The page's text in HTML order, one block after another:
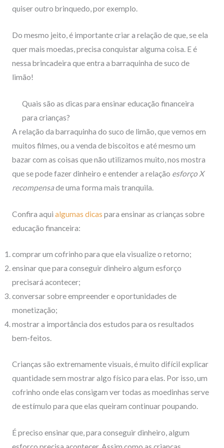
quiser outro brinquedo, por exemplo.
Do mesmo jeito, é importante criar a relação de que, se ela
quer mais moedas, precisa conquistar alguma coisa. E é
nessa brincadeira que entra a barraquinha de suco de
limão!
Quais são as dicas para ensinar educação financeira
para crianças?
A relação da barraquinha do suco de limão, que vemos em
muitos filmes, ou a venda de biscoitos e até mesmo um
bazar com as coisas que não utilizamos muito, nos mostra
que se pode fazer dinheiro e entender a relação esforço X
recompensade uma forma mais tranquila.
Confira aqui algumas dicas para ensinar as crianças sobre
educação financeira:
comprar um cofrinho para que ela visualize o retorno;
ensinar que para conseguir dinheiro algum esforço
precisará acontecer;
conversar sobre empreender e oportunidades de
monetização;
mostrar a importância dos estudos para os resultados
bem-feitos.
Crianças são extremamente visuais, é muito difícil explicar
quantidade sem mostrar algo físico para elas. Por isso, um
cofrinho onde elas consigam ver todas as moedinhas serve
de estímulo para que elas queiram continuar poupando.
É preciso ensinar que, para conseguir dinheiro, algum